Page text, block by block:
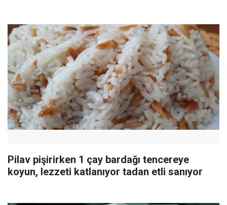
Pilav pişirirken 1 çay bardağı tencereye
koyun, lezzeti katlanıyor tadan etli sanıyor